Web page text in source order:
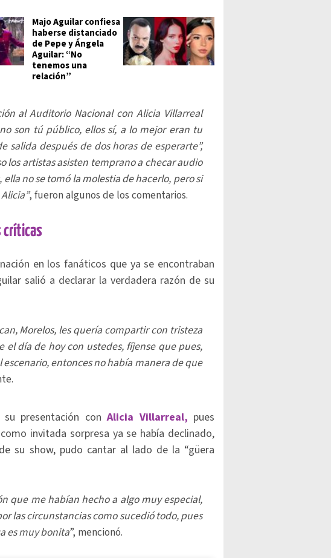
Majo Aguilar confiesa
haberse distanciado
de Pepe y Ángela
Aguilar: “No
tenemos una
relación”
al Auditorio Nacional con Alicia Villarreal
son tú público, ellos sí, a lo mejor eran tu
salida después de dos horas de esperarte”,
los artistas asisten temprano a checar audio
no se tomó la molestia de hacerlo, pero si
, fueron algunos de los comentarios.
críticas
en los fanáticos que ya se encontraban
salió a declarar la verdadera razón de su
Morelos, les quería compartir con tristeza
día de hoy con ustedes, fíjense que pues,
entonces no había manera de que
su presentación conAlicia Villarreal, pues
invitada sorpresa ya se había declinado,
su show, pudo cantar al lado de la “güera
que me habían hecho a algo muy especial,
las circunstancias como sucedió todo, pues
es muy bonita”, mencionó.